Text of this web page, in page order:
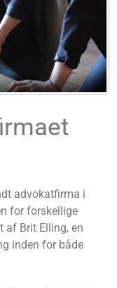
advokatfirma i
for forskellige
af Brit Elling, en
inden for både